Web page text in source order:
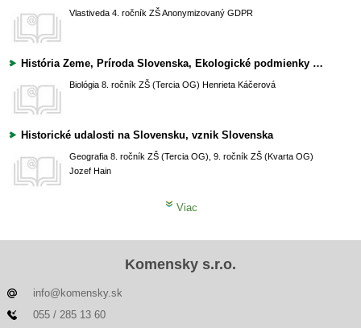
Vlastiveda 4. ročník ZŠAnonymizovaný GDPR
História Zeme, Príroda Slovenska, Ekologické podmienky Slovenska - zložky, spoločenstvo, ekosystém
Biológia 8. ročník ZŠ (Tercia OG) Henrieta Káčerová
Historické udalosti na Slovensku, vznik Slovenska
Geografia 8. ročník ZŠ (Tercia OG), 9. ročník ZŠ (Kvarta OG)
Jozef Hain
Viac
Komensky s.r.o.
info@komensky.sk
055 / 285 13 60